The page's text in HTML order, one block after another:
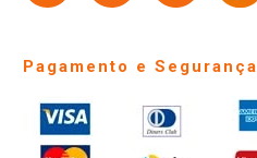
Pagamento e Segurança